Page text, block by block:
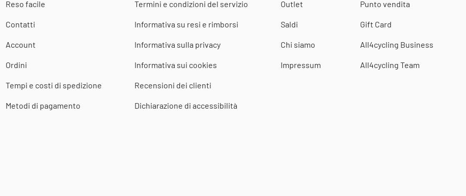
Reso facile
Contatti
Account
Ordini
Tempi e costi di spedizione
Metodi di pagamento
Termini e condizioni del servizio
Informativa su resi e rimborsi
Informativa sulla privacy
Informativa sui cookies
Recensioni dei clienti
Dichiarazione di accessibilità
Outlet
Saldi
Chi siamo
Impressum
Punto vendita
Gift Card
All4cycling Business
All4cycling Team